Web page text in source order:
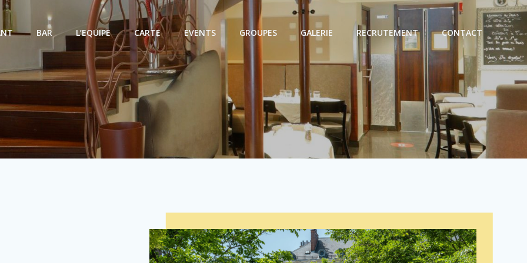
BAR L’EQUIPE CARTE EVENTS GROUPES GALERIE RECRUTEMENT CONTACT